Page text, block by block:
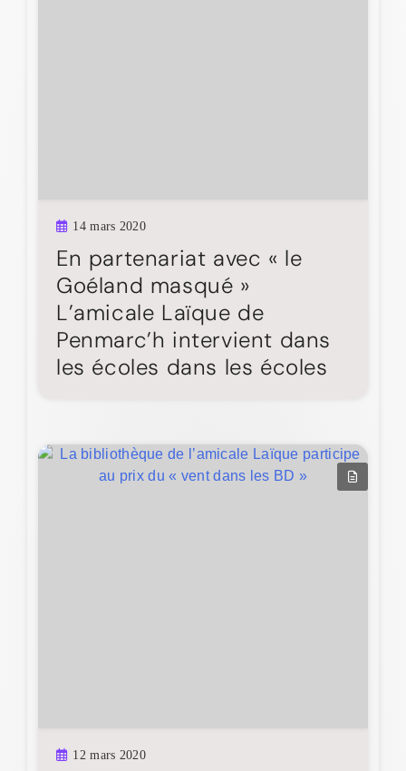
14 mars 2020
En partenariat avec « le
Goéland masqué »
L’amicale Laïque de
Penmarc’h intervient dans
les écoles dans les écoles
12 mars 2020